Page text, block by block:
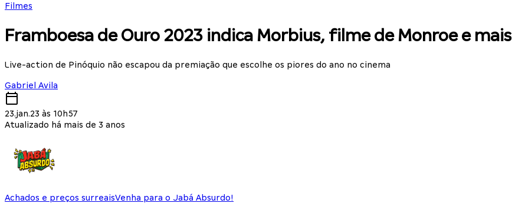
Filmes
Framboesa de Ouro 2023 indica Morbius, filme de Monroe e mais
Live-action de Pinóquio não escapou da premiação que escolhe os piores do ano no cinema
Gabriel Avila
23.jan.23 às 10h57
Atualizado há mais de 3 anos
Achados e preços surreaisVenha para o Jabá Absurdo!